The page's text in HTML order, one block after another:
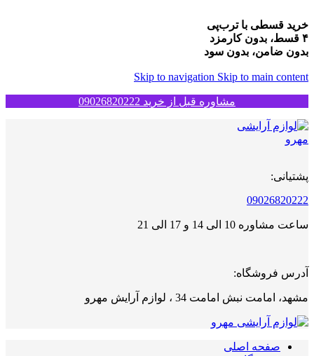
خرید قسطی با ترب‌پی
۴ قسط، بدون کارمزد
بدون ضامن، بدون سود
Skip to navigation Skip to main content
مشاوره قبل از خرید 09026820222
پشتیانی:
09026820222
ساعت مشاوره 10 الی 14 و 17 الی 21
آدرس فروشگاه:
مشهد، امامت نبش امامت 34 ، لوازم آرایش مهرو
صفحه اصلی